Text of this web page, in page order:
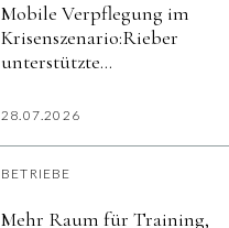
Mobile Verpflegung im
Krisenszenario:Rieber
unterstützte
imurbanharbor Ludwigsburg
28.07.2026
BETRIEBE
Mehr Raum für Training,